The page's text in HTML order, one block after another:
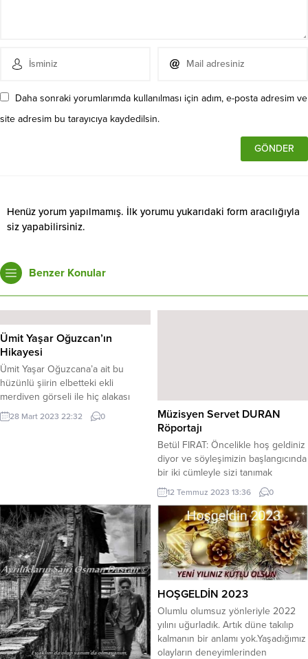
Daha sonraki yorumlarımda kullanılması için adım, e-posta adresim ve
site adresim bu tarayıcıya kaydedilsin.
Henüz yorum yapılmamış. İlk yorumu yukarıdaki form aracılığıyla
siz yapabilirsiniz.
Benzer Konular
Ümit Yaşar Oğuzcan’ın
Hikayesi
Ümit Yaşar Oğuzcana’a ait bu
hüzünlü şiirin elbetteki ekli
merdiven görseli ile hiç alakası
yoktur. Hayatta merdivenin
fonksiyonunu gören pek çok olay
boyunca 24 kez intihara teşebbüs...
28 Mart 2023 22:32 0
Müzisyen Servet DURAN
Röportajı
Betül FIRAT: Öncelikle hoş geldiniz
diyor ve söyleşimizin başlangıcında
bir iki cümleyle sizi tanımak
istiyoruz. Servet Duran Kimdir?
Servet DURAN: Servet Duran,
yaşım 40, evliyim, 4 çocuğum var
ve küçük yaşımdan beri Belcika da
yasiyorum. Betül FIRAT:
Müzisyenliğe nasıl başladığınızdan
ve ne kadar zamandır müzisyen
olduğunuzdan bahseder misiniz
biraz? Servet...
12 Temmuz 2023 13:36 0
HOŞGELDİN 2023
Olumlu olumsuz yönleriyle 2022
yılını uğurladık. Artık düne takılıp
kalmanın bir anlamı yok.Yaşadığımız
olayların deneyimlerinden